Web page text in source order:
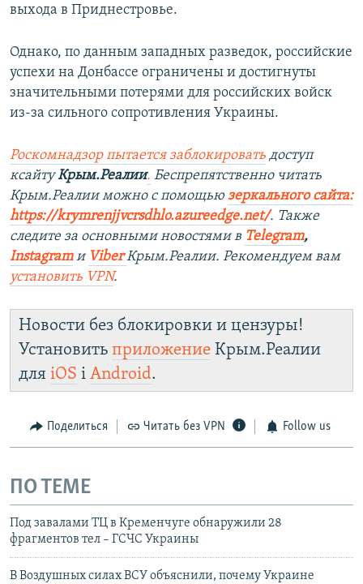
выхода в Приднестровье.
Однако, по данным западных разведок, российские
успехи на Донбассе ограничены и достигнуты
значительными потерями для российских войск
из-за сильного сопротивления Украины.
Роскомнадзор пытается заблокировать доступ
ксайтуКрым.Реалии. Беспрепятственно читать
Крым.Реалии можно с помощью зеркального сайта:
https://krymrenjjvcrsdhlo.azureedge.net/. Также
следите за основными новостями в Telegram,
Instagramи ViberКрым.Реалии. Рекомендуем вам
установить VPN.
Новости без блокировки и цензуры!
Установить приложение Крым.Реалии
для iOS і Android.
Поделиться Читать без VPN Follow us
ПО ТЕМЕ
Под завалами ТЦ в Кременчуге обнаружили 28
фрагментов тел – ГСЧС Украины
В Воздушных силах ВСУ объяснили, почему Украине